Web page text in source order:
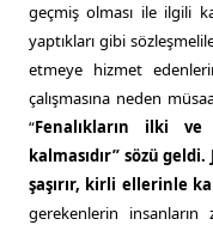
geçmiş olması ile ilgili
yaptıkları gibi
etmeye hizmet
çalışmasına neden
“Fenalıkların ilki ve
kalmasıdır” sözü geldi.
şaşırır, kirli ellerinle
gerekenlerin